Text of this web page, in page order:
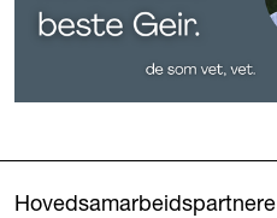
Hovedsamarbeidspartnere